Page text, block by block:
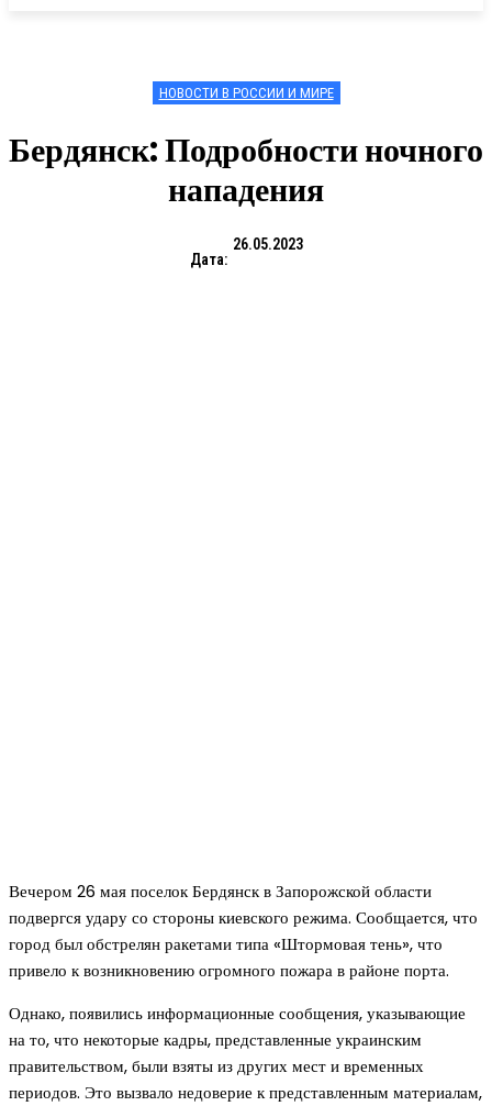
НОВОСТИ В РОССИИ И МИРЕ
Бердянск: Подробности ночного
нападения
Дата:
26.05.2023
Вечером 26 мая поселок Бердянск в Запорожской области
подвергся удару со стороны киевского режима. Сообщается, что
город был обстрелян ракетами типа «Штормовая тень», что
привело к возникновению огромного пожара в районе порта.
Однако, появились информационные сообщения, указывающие
на то, что некоторые кадры, представленные украинским
правительством, были взяты из других мест и временных
периодов. Это вызвало недоверие к представленным материалам,